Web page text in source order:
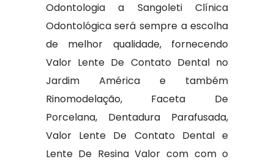
Odontologia a Sangoleti Clínica
Odontológica será sempre a escolha
de melhor qualidade, fornecendo
Valor Lente De Contato Dental no
Jardim América e também
Rinomodelação, Faceta De
Porcelana, Dentadura Parafusada,
Valor Lente De Contato Dental e
Lente De Resina Valor com com o